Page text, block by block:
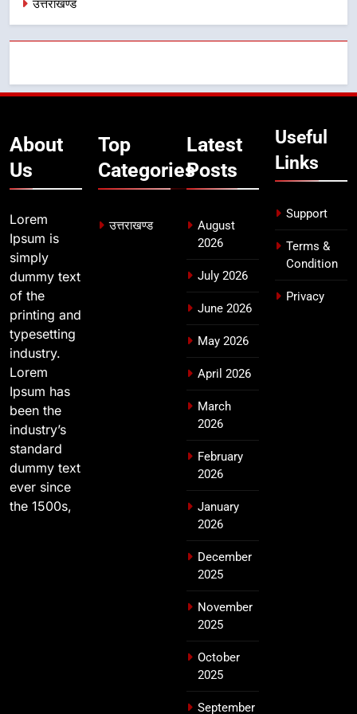
7
मुख्यमंत्री ने तीलू रौतेली एवं आंगनबाड़ी
सम्मानित
उत्तराखण्ड
खेल महाकुंभ 2026ः 01 सितंबर से सजेगा
मुख्यमंत्री चौम्पियनशिप ट्रॉफी का मंच,
न्याय पंचायत से राज्य स्तर तक होगा
उत्तराखण्ड
उत्तराखण्ड
About
Us
Lorem
Ipsum is
simply
dummy text
of the
printing and
typesetting
industry.
Lorem
Ipsum has
been the
industry’s
standard
dummy text
ever since
the 1500s,
Top
Categories
उत्तराखण्ड
Latest
Posts
August
2026
July 2026
June 2026
May 2026
April 2026
March
2026
February
2026
January
2026
December
2025
November
2025
October
2025
September
Useful
Links
Support
Terms &
Condition
Privacy